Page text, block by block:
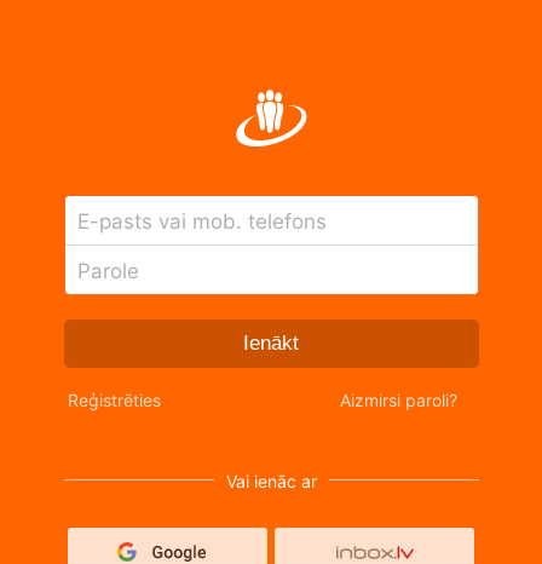
E-pasts vai mob. telefons
Parole
Ienākt
Reģistrēties Aizmirsi paroli?
Vai ienāc ar